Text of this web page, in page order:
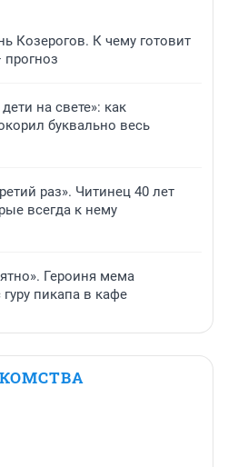
Козерогов. К чему готовит
прогноз
на свете»: как
буквально весь
раз». Читинец 40 лет
всегда к нему
Героиня мема
пикапа в кафе